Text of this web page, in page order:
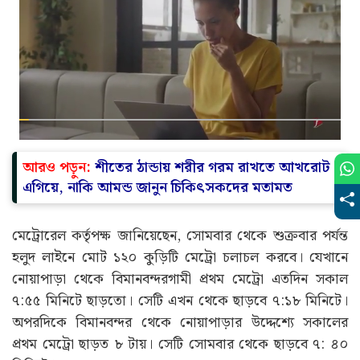
Advertisement
আরও পড়ুন:শীতের ঠান্ডায় শরীর গরম রাখতে আখরোট
এগিয়ে, নাকি আমন্ড জানুন চিকিৎসকদের মতামত